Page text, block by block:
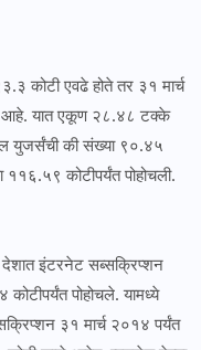
कोटी एवढे होते तर ३१ मार्च
आहे. यात एकूण २८.४८ टक्के
युजर्संची की संख्या ९०.४५
११६.५९ कोटीपर्यंत पोहोचली.
देशात इंटरनेट सब्सक्रिप्शन
पोहोचले. यामध्ये
३१ मार्च २०१४ पर्यंत